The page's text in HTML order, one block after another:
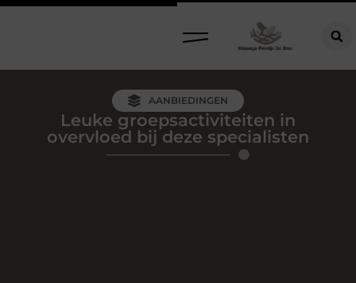
AANBIEDINGEN
Leuke groepsactiviteiten in
overvloed bij deze specialisten